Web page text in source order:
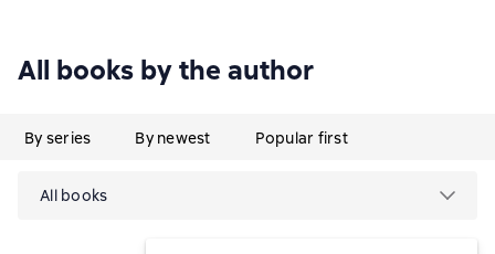
All books by the author
By series By newest Popular first
All books